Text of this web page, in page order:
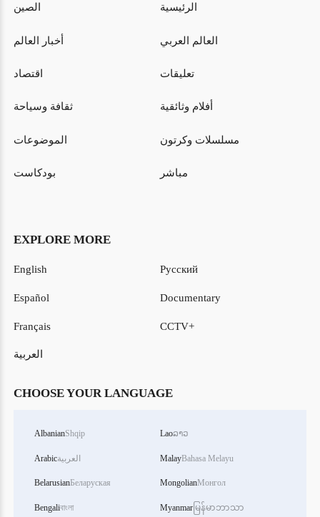
الصين الرئيسية
أخبار العالم العالم العربي
اقتصاد تعليقات
ثقافة وسياحة أفلام وثائقية
الموضوعات مسلسلات وكرتون
بودكاست مباشر
EXPLORE MORE
English
Español
Français
العربية
Русский
Documentary
CCTV+
CHOOSE YOUR LANGUAGE
AlbanianShqip
Arabicالعربية
BelarusianБеларуская
Bengaliবাংলা
Laoລາວ
MalayBahasa Melayu
MongolianМонгол
Myanmar မြန်မာဘာသာ